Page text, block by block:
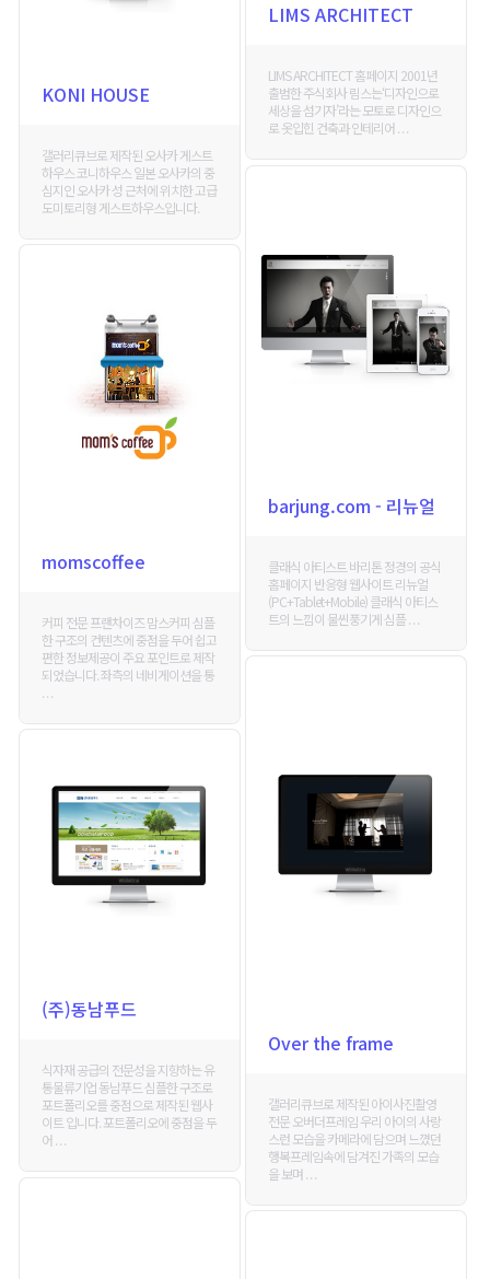
LIMS ARCHITECT
LIMS ARCHITECT 홈페이지 2001년
출범한 주식회사 림스는‘디자인으로
세상을 섬기자’라는 모토로 디자인으
로 옷입힌 건축과 인테리어 . . .
KONI HOUSE
갤러리큐브로 제작된 오사카 게스트
하우스 코니하우스 일본 오사카의 중
심지인 오사카 성 근처에 위치한 고급
도미토리형 게스트하우스입니다.
barjung.com - 리뉴얼
클래식 아티스트 바리톤 정경의 공식
홈페이지 반응형 웹사이트 리뉴얼
(PC+Tablet+Mobile) 클래식 아티스
트의 느낌이 물씬풍기게 심플 . . .
momscoffee
커피 전문 프랜차이즈 맘스커피 심플
한 구조의 컨텐츠에 중점을 두어 쉽고
편한 정보제공이 주요 포인트로 제작
되었습니다. 좌측의 네비게이션을 통
. . .
Over the frame
갤러리큐브로 제작된 아이사진촬영
전문 오버더프레임 우리 아이의 사랑
스런 모습을 카메라에 담으며 느꼈던
행복프레임속에 담겨진 가족의 모습
을 보며 . . .
(주)동남푸드
식자재 공급의 전문성을 지향하는 유
통물류기업 동남푸드 심플한 구조로
포트폴리오를 중점으로 제작된 웹사
이트 입니다. 포트폴리오에 중점을 두
어 . . .